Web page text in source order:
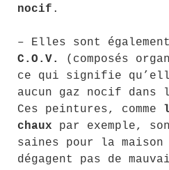
nocif .
– Elles sont
C.O.V.
(composés
ce qui signifie
aucun gaz nocif dans
Ces peintures, comme
chaux par exemple,
saines pour la
dégagent pas de